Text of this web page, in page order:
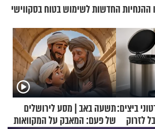
ההנחיות החדשות לשימוש בטוח בסקווישי
ביצים:
לזרוק
תשעה באב | מסע לירושלים
של פעם: המאבק על המקוואות